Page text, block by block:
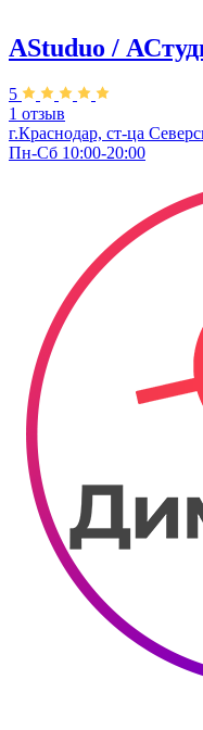
AStuduo /
5
1 отзыв
г.Краснодар, ст-ца
Пн-Сб 10:00-20:00